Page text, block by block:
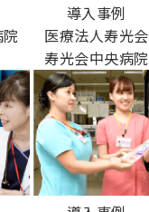
導入事例
医療法人寿光会
寿光会中央病院